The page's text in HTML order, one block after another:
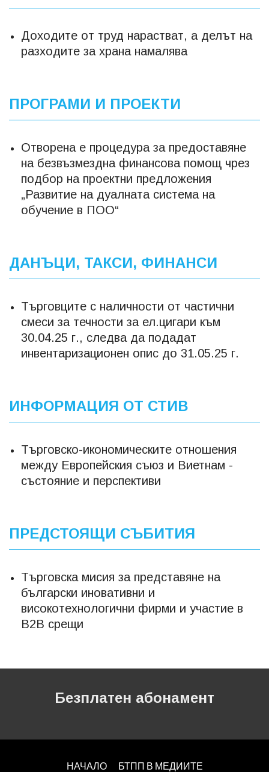
Доходите от труд нарастват, а делът на
разходите за храна намалява
ПРОГРАМИ И ПРОЕКТИ
Отворена е процедура за предоставяне
на безвъзмездна финансова помощ чрез
подбор на проектни предложения
„Развитие на дуалната система на
обучение в ПОО“
ДАНЪЦИ, ТАКСИ, ФИНАНСИ
Търговците с наличности от частични
смеси за течности за ел.цигари към
30.04.25 г., следва да подадат
инвентаризационен опис до 31.05.25 г.
ИНФОРМАЦИЯ ОТ СТИВ
Търговско-икономическите отношения
между Европейския съюз и Виетнам -
състояние и перспективи
ПРЕДСТОЯЩИ СЪБИТИЯ
Търговска мисия за представяне на
български иновативни и
високотехнологични фирми и участие в
B2B срещи
Безплатен абонамент
НАЧАЛО БТПП В МЕДИИТЕ